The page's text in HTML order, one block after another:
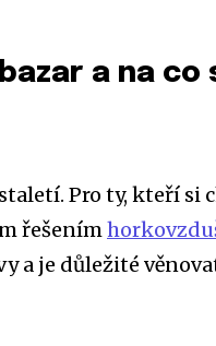
a na co
Pro ty, kteří si
řešením
a je důležité